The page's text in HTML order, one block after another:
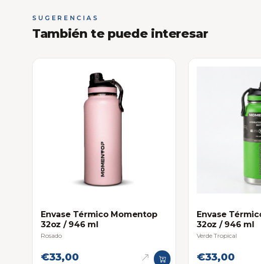
SUGERENCIAS
También te puede interesar
Envase Térmico Momentop
32oz / 946 ml
Rosado
€33,00
Envase
32oz / 946 ml
Verde Tropical
€33,00